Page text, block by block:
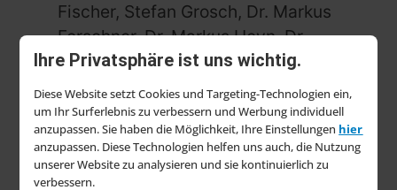
Ihre Privatsphäre ist uns wichtig.
Diese Website setzt Cookies und Targeting-Technologien ein,
um Ihr Surferlebnis zu verbessern und Werbung individuell
anzupassen. Sie haben die Möglichkeit, Ihre Einstellungen hier
anzupassen. Diese Technologien helfen uns auch, die Nutzung
unserer Website zu analysieren und sie kontinuierlich zu
verbessern.
Fischer, Stefan Grosch, Dr. Markus
Forschner, Dr. Markus Heyn, Dr.
Tanja Rückert
Gründungsjahr
1886
Impressum